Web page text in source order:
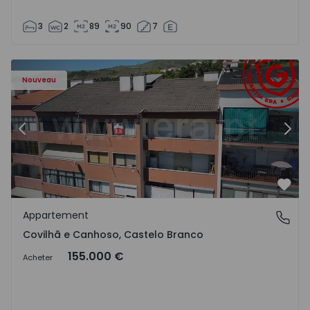
3 2 89 90 7
Nouveau
- 18
Appartement T2 Covilhã, Covilhã e Canhoso - 1497806 -
Précédent
Covilhã e Canhoso, Castelo Branco
Appartement
Covilhã e Canhoso, Castelo Branco
Acheter 155.000 €